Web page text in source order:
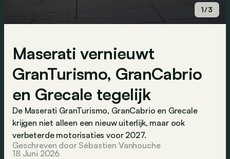
1/3
Maserati vernieuwt
GranTurismo, GranCabrio
en Grecale tegelijk
De Maserati GranTurismo, GranCabrio en Grecale
krijgen niet alleen een nieuw uiterlijk, maar ook
verbeterde motorisaties voor 2027.
Geschreven door Sébastien Vanhouche
18 Juni 2026